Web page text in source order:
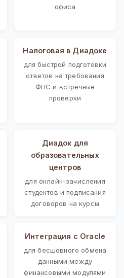
офиса
Налоговая в Диадоке
для быстрой подготовки
ответов на требования
ФНС и встречные
проверки
Диадок для
образовательных
центров
для онлайн-зачисления
студентов и подписания
договоров на курсы
Интеграция с Oracle
для бесшовного обмена
данными между
финансовыми модулями